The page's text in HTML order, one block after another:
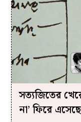
সত্যজিতের
না’ ফিরে